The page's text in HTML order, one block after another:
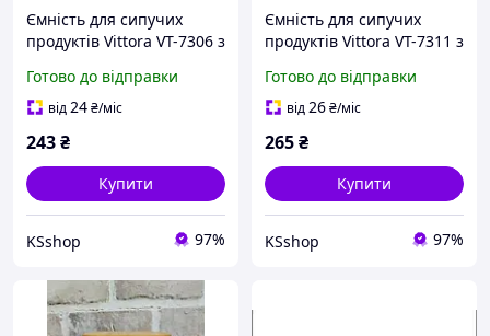
Ємність для сипучих
продуктів Vittora VT-7306 з
мл
Готово до відправки
від24₴/міс
243₴
Купити
KSshop 97%
Ємність для сипучих
продуктів Vittora VT-7311 з
л
Готово до відправки
від26₴/міс
265₴
Купити
KSshop 97%